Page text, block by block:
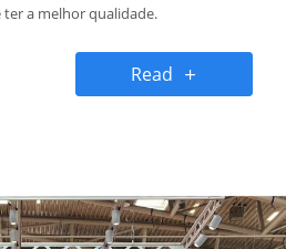
ter a melhor qualidade.
Read